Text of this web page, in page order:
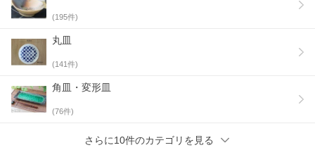
(195件)
丸皿
(141件)
角皿・変形皿
(76件)
さらに10件のカテゴリを見る